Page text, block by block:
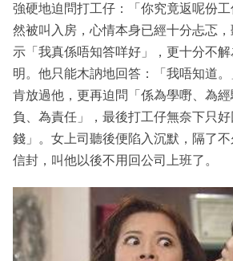
強硬地迫問打工仔：「你究竟返呢份
然被叫入房，心情本身已經十分忐忑
示「我真係唔知答咩好」，更十分不
明。他只能木訥地回答：「我唔知道
肯放過他，更再迫問「係為學嘢、為
負、為責任」，最後打工仔無奈下只
錢」。女上司聽後便陷入沉默，隔了
信封，叫他以後不用回公司上班了。